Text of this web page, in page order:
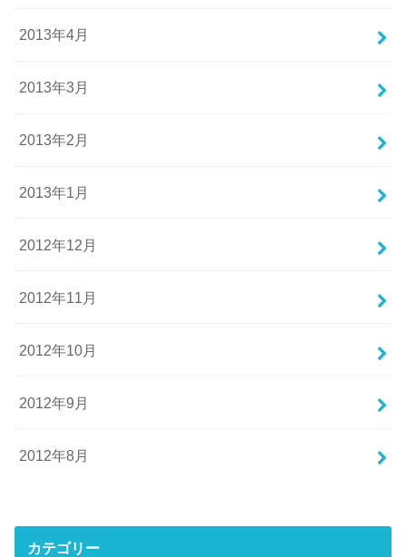
2013年4月
2013年3月
2013年2月
2013年1月
2012年12月
2012年11月
2012年10月
2012年9月
2012年8月
カテゴリー